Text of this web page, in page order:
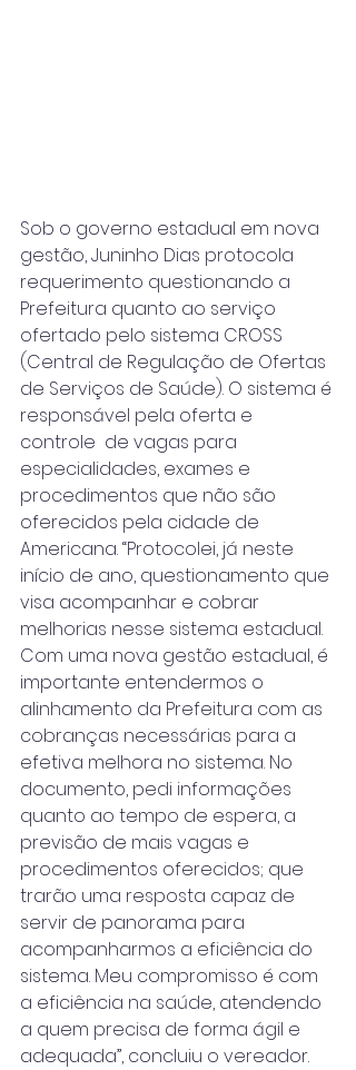
Sob o governo estadual em nova
gestão, Juninho Dias protocola
requerimento questionando a
Prefeitura quanto ao serviço
ofertado pelo sistema CROSS
(Central de Regulação de Ofertas
de Serviços de Saúde). O sistema é
responsável pela oferta e
controle  de vagas para
especialidades, exames e
procedimentos que não são
oferecidos pela cidade de
Americana. “Protocolei, já neste
início de ano, questionamento que
visa acompanhar e cobrar
melhorias nesse sistema estadual.
Com uma nova gestão estadual, é
importante entendermos o
alinhamento da Prefeitura com as
cobranças necessárias para a
efetiva melhora no sistema. No
documento, pedi informações
quanto ao tempo de espera, a
previsão de mais vagas e
procedimentos oferecidos; que
trarão uma resposta capaz de
servir de panorama para
acompanharmos a eficiência do
sistema. Meu compromisso é com
a eficiência na saúde, atendendo
a quem precisa de forma ágil e
adequada”, concluiu o vereador.